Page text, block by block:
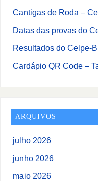
Cantigas de Roda –
Datas das provas do
Resultados do Celpe-
Cardápio QR Code –
ARQUIVOS
julho 2026
junho 2026
maio 2026